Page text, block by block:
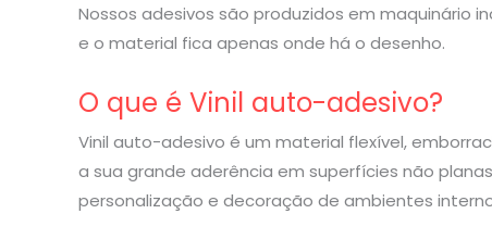
Nossos adesivos são produzidos em maquinário
e o material fica apenas onde há o desenho.
O que é Vinil auto-adesivo?
Vinil auto-adesivo é um material flexível,
a sua grande aderência em superfícies não
personalização e decoração de ambientes